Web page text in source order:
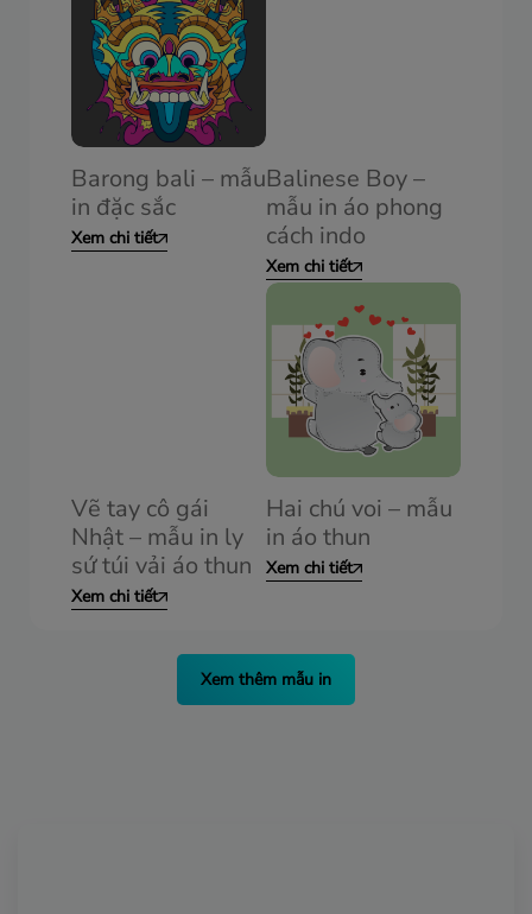
Barong bali – mẫu
in đặc sắc
Xem chi tiết
Balinese Boy –
mẫu in áo phong
cách indo
Xem chi tiết
Vẽ tay cô gái
Nhật – mẫu in ly
sứ túi vải áo thun
Xem chi tiết
Hai chú voi – mẫu
in áo thun
Xem chi tiết
Xem thêm mẫu in